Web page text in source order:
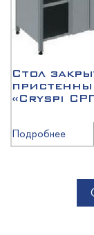
Стол
«Cryspi
Подробнее